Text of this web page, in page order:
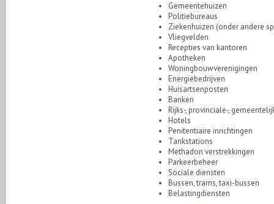
Gemeentehuizen
Politiebureaus
Ziekenhuizen (onder andere
Vliegvelden
Recepties van kantoren
Apotheken
Woningbouwverenigingen
Energiebedrijven
Huisartsenposten
Banken
Rijks-, provinciale-,
Hotels
Penitentiaire inrichtingen
Tankstations
Methadon verstrekkingen
Parkeerbeheer
Sociale diensten
Bussen, trams, taxi-bussen
Belastingdiensten